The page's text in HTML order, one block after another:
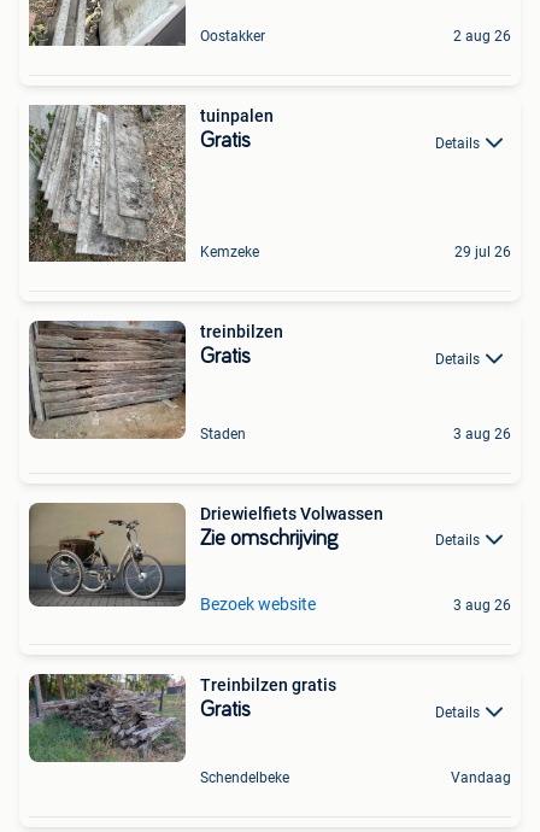
Oostakker 2 aug 26
tuinpalen
Gratis Details
Kemzeke 29 jul 26
treinbilzen
Gratis Details
Staden 3 aug 26
Driewielfiets Volwassen
Zie omschrijving Details
Bezoek website 3 aug 26
Treinbilzen gratis
Gratis Details
Schendelbeke Vandaag